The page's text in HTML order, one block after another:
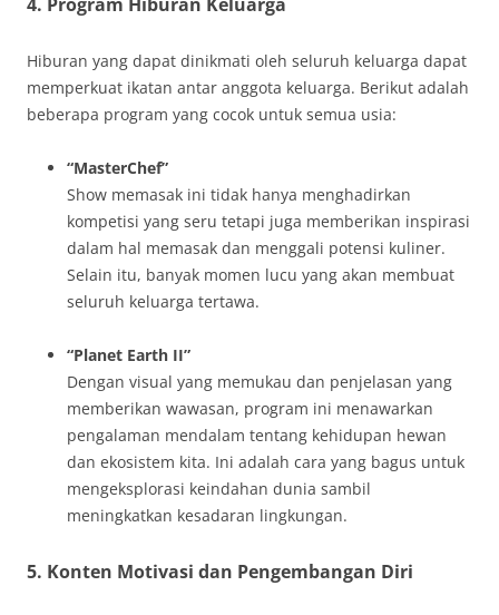
Hiburan yang dapat dinikmati oleh seluruh keluarga dapat
memperkuat ikatan antar anggota keluarga. Berikut adalah
beberapa program yang cocok untuk semua usia:
“MasterChef”
Show memasak ini tidak hanya menghadirkan
kompetisi yang seru tetapi juga memberikan inspirasi
dalam hal memasak dan menggali potensi kuliner.
Selain itu, banyak momen lucu yang akan membuat
seluruh keluarga tertawa.
“Planet Earth II”
Dengan visual yang memukau dan penjelasan yang
memberikan wawasan, program ini menawarkan
pengalaman mendalam tentang kehidupan hewan
dan ekosistem kita. Ini adalah cara yang bagus untuk
mengeksplorasi keindahan dunia sambil
meningkatkan kesadaran lingkungan.
5. Konten Motivasi dan Pengembangan Diri